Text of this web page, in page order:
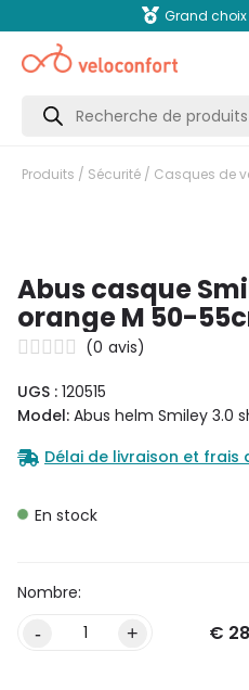
Grand
Recherche
produits
Produits / Sécurité / Casques de
Abus casque
orange M 50-
(0 avis)
UGS : 120515
Model: Abus helm Smiley 3.0
Délai de livraison et frais
En stock
- + €
Alternative: